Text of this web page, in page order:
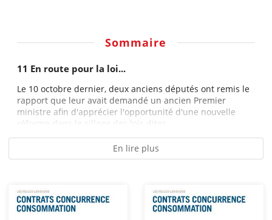
Sommaire
11 En route pour la loi...
Le 10 octobre dernier, deux anciens députés ont remis le
rapport que leur avait demandé un ancien Premier
ministre afin d'apprécier l'opportunité d'une nouvelle
réforme dans le sillage des lois dites...
En lire plus